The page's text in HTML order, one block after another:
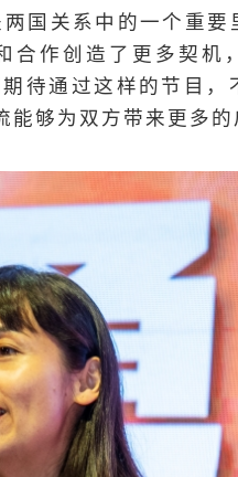
国关系中的一个重要
合作创造了更多契机
待通过这样的节目，
够为双方带来更多的